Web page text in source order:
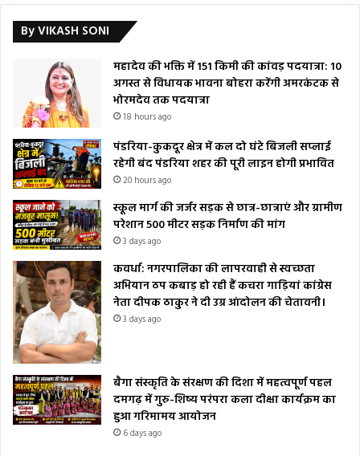
By VIKASH SONI
महादेव की भक्ति में 151 किमी की कांवड़ पदयात्रा: 10
अगस्त से विधायक भावना बोहरा करेंगी अमरकंटक से
भोरमदेव तक पदयात्रा
18 hours ago
पंडरिया-कुकदूर क्षेत्र में कल दो घंटे बिजली सप्लाई
रहेगी बंद पंडरिया शहर की पूरी लाइन होगी प्रभावित
20 hours ago
स्कूल मार्ग की जर्जर सड़क से छात्र-छात्राएं और ग्रामीण
परेशान 500 मीटर सड़क निर्माण की मांग
3 days ago
कवर्धा: नगरपालिका की लापरवाही से स्वच्छता
अभियान ठप कबाड़ हो रही हैं कचरा गाड़ियां कांग्रेस
नेता दीपक ठाकुर ने दी उग्र आंदोलन की चेतावनी।
3 days ago
बैगा संस्कृति के संरक्षण की दिशा में महत्वपूर्ण पहल
दमगढ़ में गुरु-शिष्य परंपरा कला दीक्षा कार्यक्रम का
हुआ गरिमामय आयोजन
6 days ago